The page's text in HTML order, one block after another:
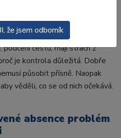
nevynechají ze zlého
cestu, mají strach z
je kontrola důležitá. Dobře
působit přísně. Naopak
věděli, co se od nich očekává.
absence problém
že jsem odborník